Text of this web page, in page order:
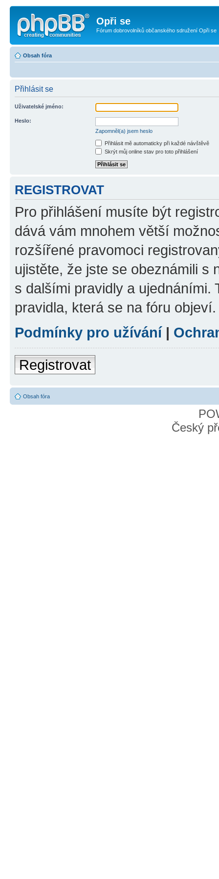
Opři se
Fórum dobrovolníků občanského sdružení Opři se
Obsah fóra
Přihlásit se
Uživatelské jméno:
Heslo:
Zapomněl(a) jsem heslo
Přihlásit mě automaticky při každé návštěvě
Skrýt můj online stav pro toto přihlášení
REGISTROVAT
Pro přihlášení musíte být
dává vám mnohem větší
rozšířené pravomoci
ujistěte, že jste se obeznámili s
s dalšími pravidly a ujednáními.
pravidla, která se na fóru objeví.
Podmínky pro užívání |
Registrovat
Obsah fóra
Český